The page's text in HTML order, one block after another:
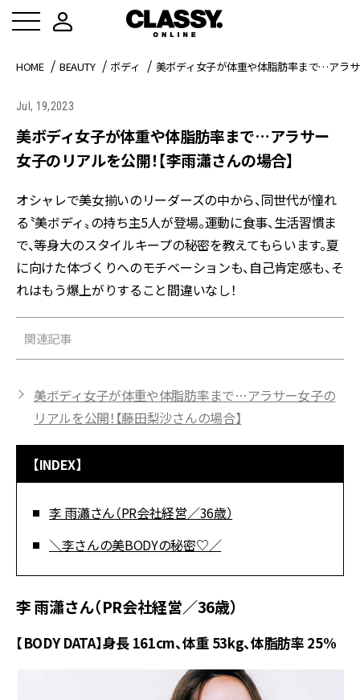
HOME BEAUTY ボディ 美ボディ女子が体重や体脂肪率まで…アラ
Jul, 19,2023
美ボディ女子が体重や体脂肪率まで…アラサー
女子のリアルを公開！【李雨瀟さんの場合】
オシャレで美女揃いのリーダーズの中から、同世代が憧れ
る〝美ボディ〟の持ち主5人が登場。運動に食事、生活習慣ま
で、等身大のスタイルキープの秘密を教えてもらいます。夏
に向けた体づくりへのモチベーションも、自己肯定感も、そ
れはもう爆上がりすること間違いなし！
関連記事
美ボディ女子が体重や体脂肪率まで…アラサー女子の
リアルを公開！【藤田梨沙さんの場合】
【INDEX】
李 雨瀟さん（PR会社経営／36歳）
＼李さんの美BODYの秘密♡／
李 雨瀟さん（PR会社経営／36歳）
【BODY DATA】身長 161cm、体重 53kg、体脂肪率 25%